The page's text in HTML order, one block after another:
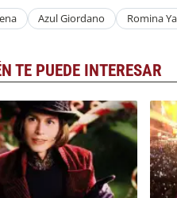
Azul Giordano Romina
TE PUEDE INTERESAR